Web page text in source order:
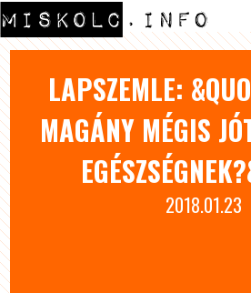
LAPSZEMLE:
MAGÁNY MÉGIS
2018.01.23